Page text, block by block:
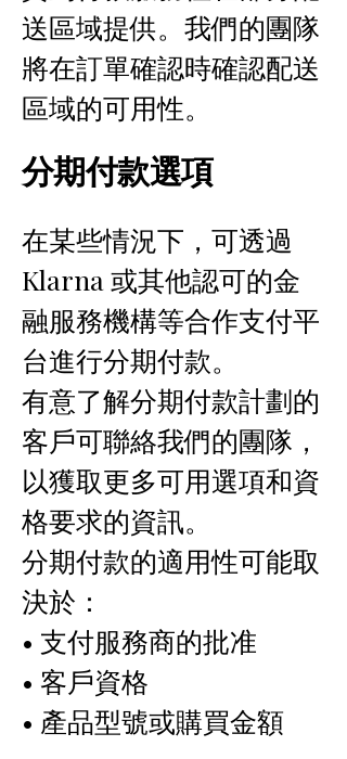
送區域提供。我們的團隊
將在訂單確認時確認配送
區域的可用性。
分期付款選項
在某些情況下，可透過
Klarna 或其他認可的金
融服務機構等合作支付平
台進行分期付款。
有意了解分期付款計劃的
客戶可聯絡我們的團隊，
以獲取更多可用選項和資
格要求的資訊。
分期付款的適用性可能取
決於：
• 支付服務商的批准
• 客戶資格
• 產品型號或購買金額